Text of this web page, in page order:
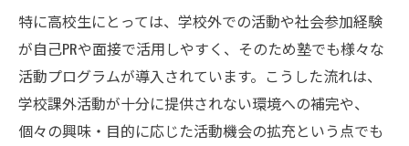
高校生が選ぶ塾課外活動のポイント解説
課外活動が高校生活に与える良い影響
塾で身につくリーダーシップ経験の魅力
塾課外活動でリーダーシップが育つ理由
特に高校生にとっては、学校外での活動や社会参加経験
が自己PRや面接で活用しやすく、そのため塾でも様々な
活動プログラムが導入されています。こうした流れは、
学校課外活動が十分に提供されない環境への補完や、
個々の興味・目的に応じた活動機会の拡充という点でも